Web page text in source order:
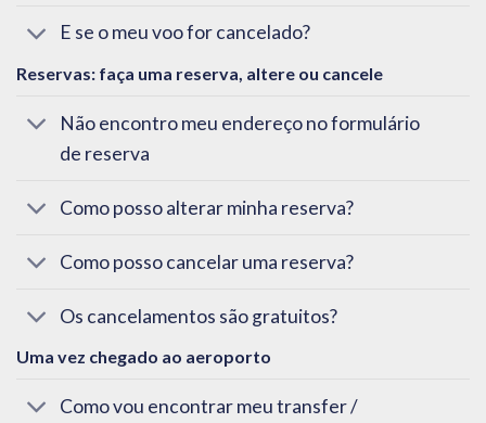
E se o meu voo for cancelado?
Reservas: faça uma reserva, altere ou cancele
Não encontro meu endereço no formulário
de reserva
Como posso alterar minha reserva?
Como posso cancelar uma reserva?
Os cancelamentos são gratuitos?
Uma vez chegado ao aeroporto
Como vou encontrar meu transfer /